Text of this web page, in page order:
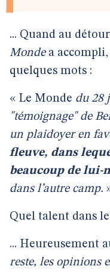
... Quand au
Mondea accompli,
quelques mots :
« Le Monde du 28
"témoignage" de
un plaidoyer en
fleuve, dans
beaucoup de lui-
dans l’autre camp.
Quel talent dans
... Heureusement
reste, les opinions